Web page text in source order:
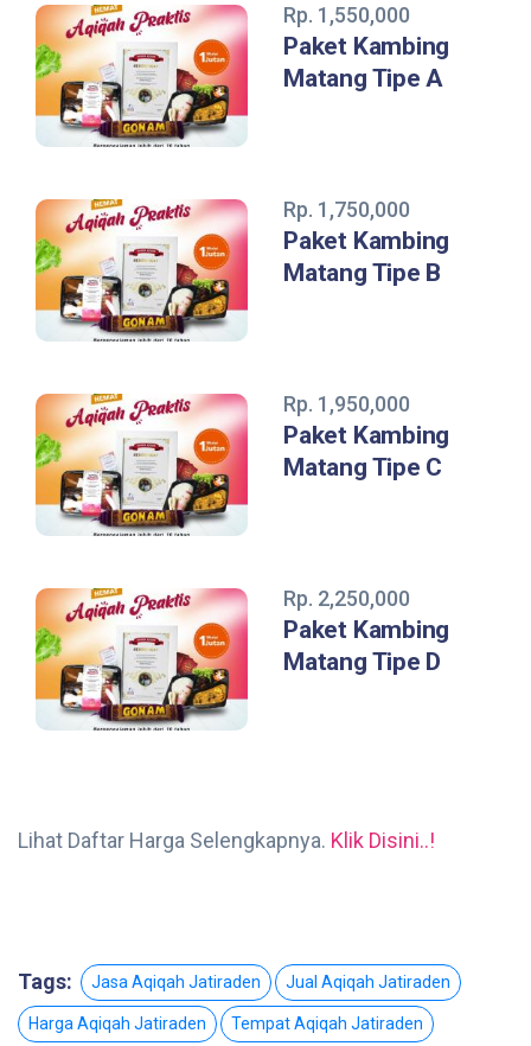
Rp. 1,550,000
Paket Kambing
Matang Tipe A
Rp. 1,750,000
Paket Kambing
Matang Tipe B
Rp. 1,950,000
Paket Kambing
Matang Tipe C
Rp. 2,250,000
Paket Kambing
Matang Tipe D
Lihat Daftar Harga Selengkapnya. Klik Disini..!
Tags: Jasa Aqiqah Jatiraden Jual Aqiqah Jatiraden
Harga Aqiqah Jatiraden Tempat Aqiqah Jatiraden